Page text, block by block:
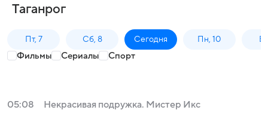
Таганрог
Пт, 7 Сб, 8 Сегодня Пн, 10
Фильмы Сериалы Спорт
05:08
Некрасивая подружка. Мистер Икс